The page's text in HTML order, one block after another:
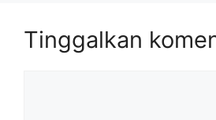
Tinggalkan